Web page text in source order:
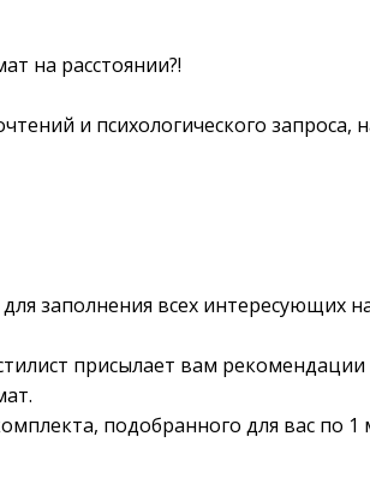
на расстоянии?!
и психологического
заполнения всех интересующих
присылает вам
подобранного для вас по